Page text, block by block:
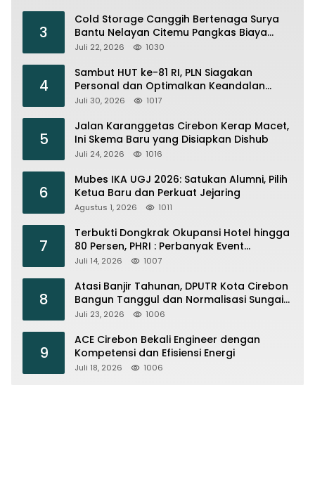
3
Cold Storage Canggih Bertenaga Surya
Bantu Nelayan Citemu Pangkas Biaya
Operasional
Juli 22, 2026 1030
4
Sambut HUT ke-81 RI, PLN Siagakan
Personal dan Optimalkan Keandalan
Instalasi Transmisi
Juli 30, 2026 1017
5
Jalan Karanggetas Cirebon Kerap Macet,
Ini Skema Baru yang Disiapkan Dishub
Juli 24, 2026 1016
6
Mubes IKA UGJ 2026: Satukan Alumni, Pilih
Ketua Baru dan Perkuat Jejaring
Agustus 1, 2026 1011
7
Terbukti Dongkrak Okupansi Hotel hingga
80 Persen, PHRI : Perbanyak Event
Olahraga di Cirebon
Juli 14, 2026 1007
8
Atasi Banjir Tahunan, DPUTR Kota Cirebon
Bangun Tanggul dan Normalisasi Sungai
Kijing
Juli 23, 2026 1006
9
ACE Cirebon Bekali Engineer dengan
Kompetensi dan Efisiensi Energi
Juli 18, 2026 1006